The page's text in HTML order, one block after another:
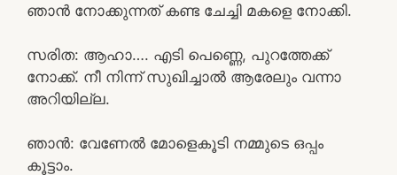
ഞാൻ നോക്കുന്നത് കണ്ട ചേച്ചി മകളെ നോക്കി.
സരിത: ആഹാ…. എടി പെണ്ണെ, പുറത്തേക്ക്
നോക്ക്. നീ നിന്ന് സുഖിച്ചാൽ ആരേലും വന്നാ
അറിയില്ല.
ഞാൻ: വേണേൽ മോളെകൂടി നമ്മുടെ ഒപ്പം
കൂട്ടാം.